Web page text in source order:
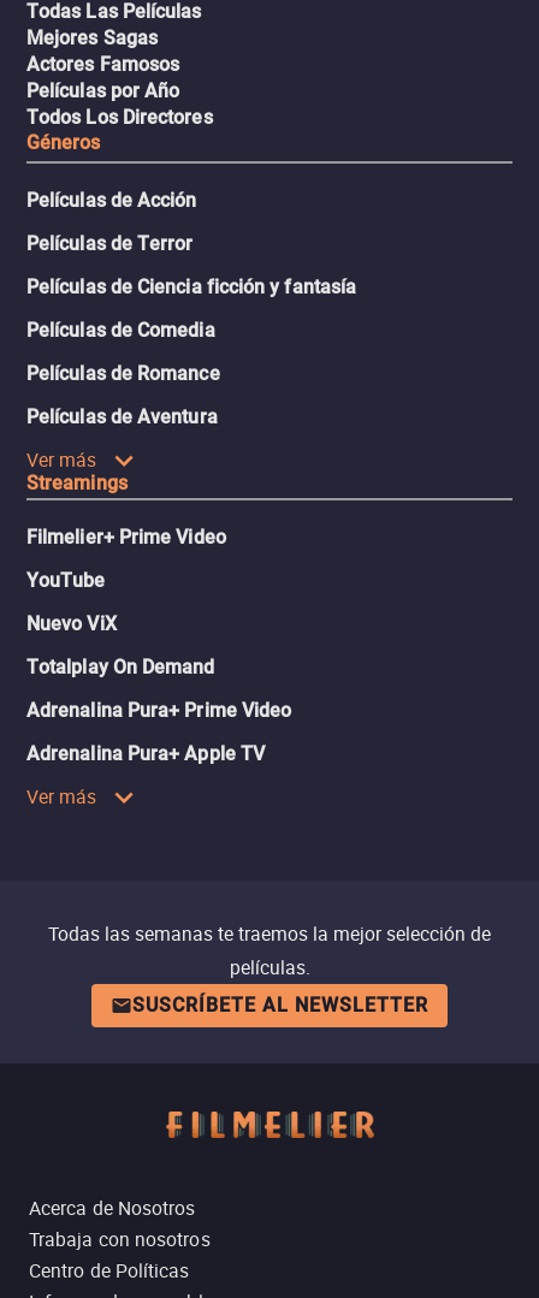
Todas Las Películas
Mejores Sagas
Actores Famosos
Películas por Año
Todos Los Directores
Géneros
Películas de Acción
Películas de Terror
Películas de Ciencia ficción y fantasía
Películas de Comedia
Películas de Romance
Películas de Aventura
Ver más
Streamings
Filmelier+ Prime Video
YouTube
Nuevo ViX
Totalplay On Demand
Adrenalina Pura+ Prime Video
Adrenalina Pura+ Apple TV
Ver más
Todas las semanas te traemos la mejor selección de
películas.
SUSCRÍBETE AL NEWSLETTER
Acerca de Nosotros
Trabaja con nosotros
Centro de Políticas